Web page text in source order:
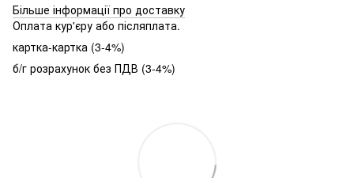
Більше інформації про доставку
Оплата кур'єру або післяплата.
картка-картка (3-4%)
б/г розрахунок без ПДВ (3-4%)